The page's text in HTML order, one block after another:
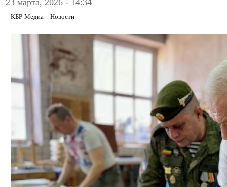
КБР-Медиа Новости